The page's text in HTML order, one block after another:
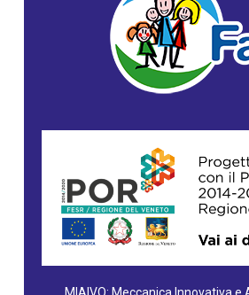
MIAIVO: Meccanica Innovativa e